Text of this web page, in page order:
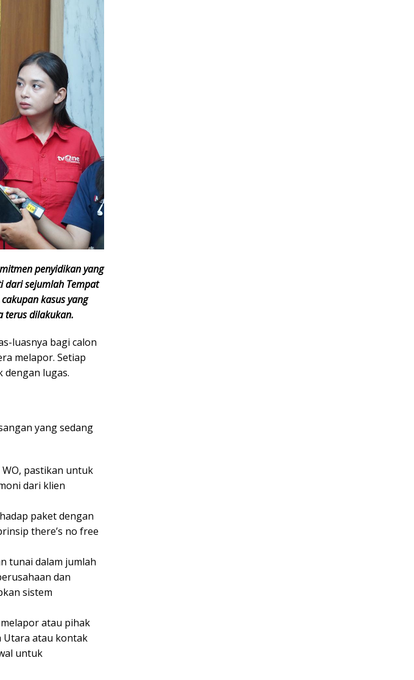
penyidikan yang
dari sejumlah Tempat
kasus yang
terus dilakukan.
luasnya bagi calon
melapor. Setiap
dengan lugas.
yang sedang
WO, pastikan untuk
dari klien
paket dengan
there’s no free
tunai dalam jumlah
dan
sistem
atau pihak
Utara atau kontak
untuk